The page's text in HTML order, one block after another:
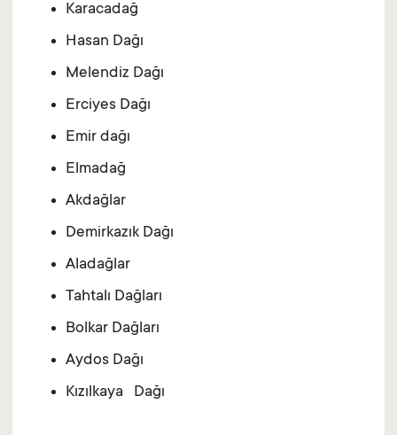
Karacadağ
Hasan Dağı
Melendiz Dağı
Erciyes Dağı
Emir dağı
Elmadağ
Akdağlar
Demirkazık Dağı
Aladağlar
Tahtalı Dağları
Bolkar Dağları
Aydos Dağı
Kızılkaya Dağı